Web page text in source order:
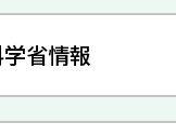
省情報